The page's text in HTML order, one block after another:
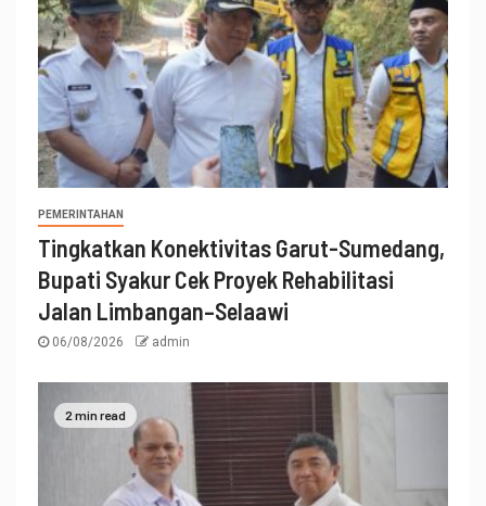
PEMERINTAHAN
Tingkatkan Konektivitas Garut-Sumedang,
Bupati Syakur Cek Proyek Rehabilitasi
Jalan Limbangan–Selaawi
06/08/2026 admin
2 min read